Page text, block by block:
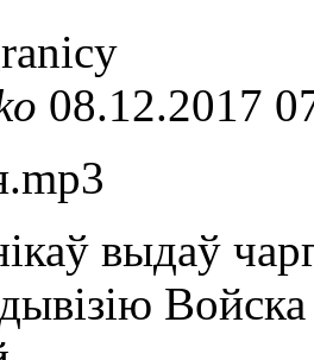
08.12.2017
выдаў